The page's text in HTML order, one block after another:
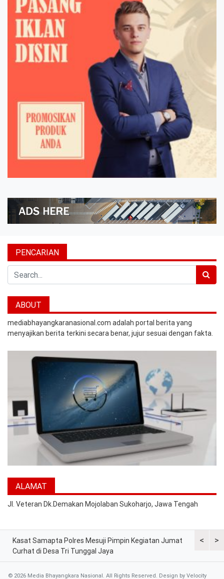
PENCARIAN
ABOUT
mediabhayangkaranasional.com adalah portal berita yang
menyajikan berita terkini secara benar, jujur sesuai dengan fakta.
ALAMAT
Jl. Veteran Dk.Demakan Mojolaban Sukoharjo, Jawa Tengah
<
Kasat Samapta Polres Mesuji Pimpin Kegiatan Jumat
Curhat di Desa Tri Tunggal Jaya
Dipimpin
>
© 2026 Media Bhayangkara Nasional. All Rights Reserved. Design by Velocity